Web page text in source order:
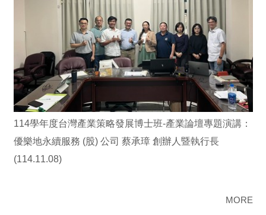
114學年度台灣產業策略發展博士班-產業論壇專題演講：
優樂地永續服務 (股) 公司 蔡承璋 創辦人暨執行長
(114.11.08)
MORE